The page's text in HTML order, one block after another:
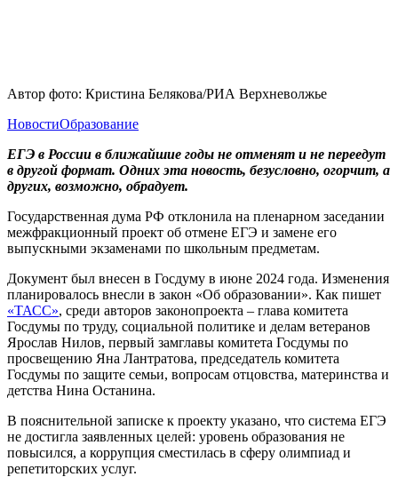
Автор фото: Кристина Белякова/РИА Верхневолжье
НовостиОбразование
ЕГЭ в России в ближайшие годы не отменят и не переедут
в другой формат. Одних эта новость, безусловно, огорчит, а
других, возможно, обрадует.
Государственная дума РФ отклонила на пленарном заседании
межфракционный проект об отмене ЕГЭ и замене его
выпускными экзаменами по школьным предметам.
Документ был внесен в Госдуму в июне 2024 года. Изменения
планировалось внесли в закон «Об образовании». Как пишет
«ТАСС», среди авторов законопроекта – глава комитета
Госдумы по труду, социальной политике и делам ветеранов
Ярослав Нилов, первый замглавы комитета Госдумы по
просвещению Яна Лантратова, председатель комитета
Госдумы по защите семьи, вопросам отцовства, материнства и
детства Нина Останина.
В пояснительной записке к проекту указано, что система ЕГЭ
не достигла заявленных целей: уровень образования не
повысился, а коррупция сместилась в сферу олимпиад и
репетиторских услуг.